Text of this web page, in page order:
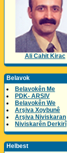
Ali Cahit Kirac
Belavok
Belavokên Me
PDK- ARSIV
Belavokên We
Arşiva Xoybunê
Arşiva Niviskaran
Niviskarên Derkirî
Helbest